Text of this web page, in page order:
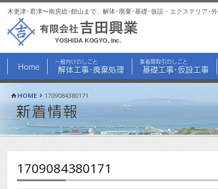
木更津･君津〜南房総･館山まで、解体･廃棄･基礎･仮設・エクステリア･
Home
一般向けのしごと
解体工事･廃棄処理
業者間取引のしごと
基礎工事･仮設工事
HOME 1709084380171
新着情報
1709084380171